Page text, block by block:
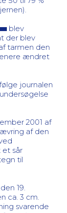
blev
der blev
tarmen den
ændret
journalen
2001 af
af den
et sår
til
19.
ca. 3 cm.
svarende